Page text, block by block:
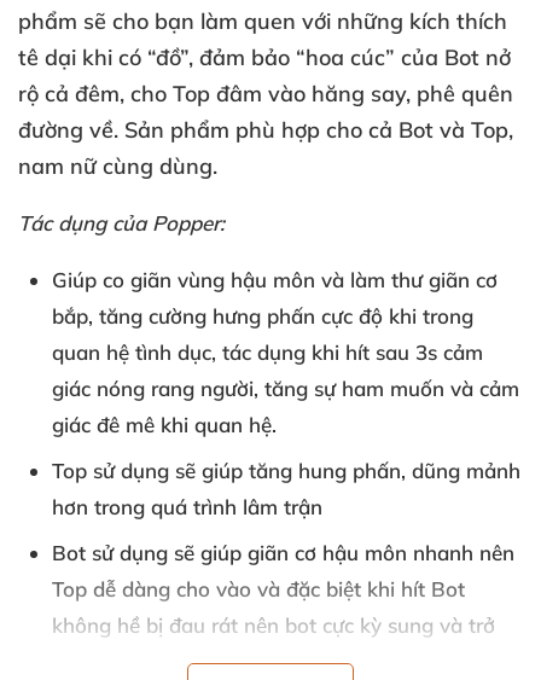
phẩm sẽ cho bạn làm quen với những kích thích
tê dại khi có “đồ”, đảm bảo “hoa cúc” của Bot nở
rộ cả đêm, cho Top đâm vào hăng say, phê quên
đường về. Sản phẩm phù hợp cho cả Bot và Top,
nam nữ cùng dùng.
Tác dụngcủa Popper:
Giúp co giãn vùng hậu môn và làm thư giãn cơ
bắp, tăng cường hưng phấn cực độ khi trong
quan hệ tình dục, tác dụng khi hít sau 3s cảm
giác nóng rang người, tăng sự ham muốn và cảm
giác đê mê khi quan hệ.
Top sử dụng sẽ giúp tăng hung phấn, dũng mảnh
hơn trong quá trình lâm trận
Bot sử dụng sẽ giúp giãn cơ hậu môn nhanh nên
Top dễ dàng cho vào và đặc biệt khi hít Bot
không hề bị đau rát nên bot cực kỳ sung và trở
nên dâm đãng cực độ.